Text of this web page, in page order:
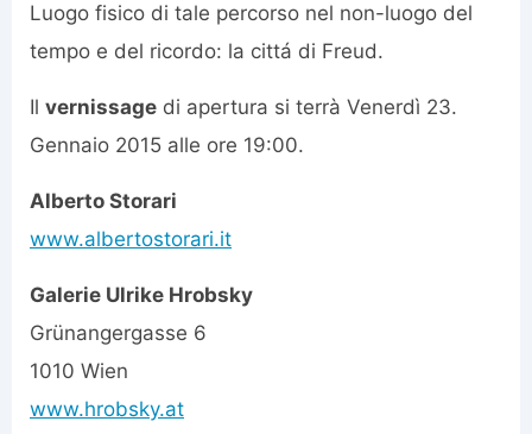
Luogo fisico di tale percorso nel non-luogo del
tempo e del ricordo: la cittá di Freud.
Il vernissage di apertura si terrà Venerdì 23.
Gennaio 2015 alle ore 19:00.
Alberto Storari
www.albertostorari.it
Galerie Ulrike Hrobsky
Grünangergasse 6
1010 Wien
www.hrobsky.at